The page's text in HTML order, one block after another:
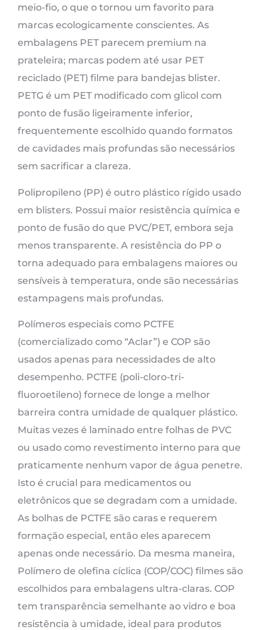
meio-fio, o que o tornou um favorito para
marcas ecologicamente conscientes. As
embalagens PET parecem premium na
prateleira; marcas podem até usar PET
reciclado (PET) filme para bandejas blister.
PETG é um PET modificado com glicol com
ponto de fusão ligeiramente inferior,
frequentemente escolhido quando formatos
de cavidades mais profundas são necessários
sem sacrificar a clareza.
Polipropileno (PP) é outro plástico rígido usado
em blisters. Possui maior resistência química e
ponto de fusão do que PVC/PET, embora seja
menos transparente. A resistência do PP o
torna adequado para embalagens maiores ou
sensíveis à temperatura, onde são necessárias
estampagens mais profundas.
Polímeros especiais como PCTFE
(comercializado como “Aclar”) e COP são
usados ​​apenas para necessidades de alto
desempenho. PCTFE (poli-cloro-tri-
fluoroetileno) fornece de longe a melhor
barreira contra umidade de qualquer plástico.
Muitas vezes é laminado entre folhas de PVC
ou usado como revestimento interno para que
praticamente nenhum vapor de água penetre.
Isto é crucial para medicamentos ou
eletrônicos que se degradam com a umidade.
As bolhas de PCTFE são caras e requerem
formação especial, então eles aparecem
apenas onde necessário. Da mesma maneira,
Polímero de olefina cíclica (COP/COC) filmes são
escolhidos para embalagens ultra-claras. COP
tem transparência semelhante ao vidro e boa
resistência à umidade, ideal para produtos